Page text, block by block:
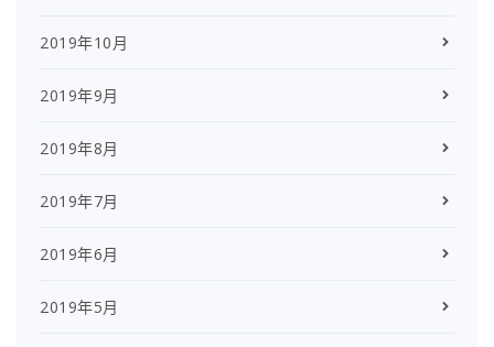
2019年10月
2019年9月
2019年8月
2019年7月
2019年6月
2019年5月